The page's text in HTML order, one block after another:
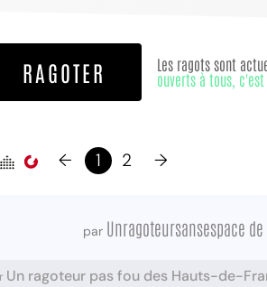
RAGOTER
Les ragots sont
ouverts à tous,
← 1 2 →
par Unragoteursansespace
Un ragoteur pas fou des Hauts-de-